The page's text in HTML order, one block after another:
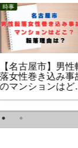
時事
ニチレイで起き
ステム障害の原
は？生じる影響